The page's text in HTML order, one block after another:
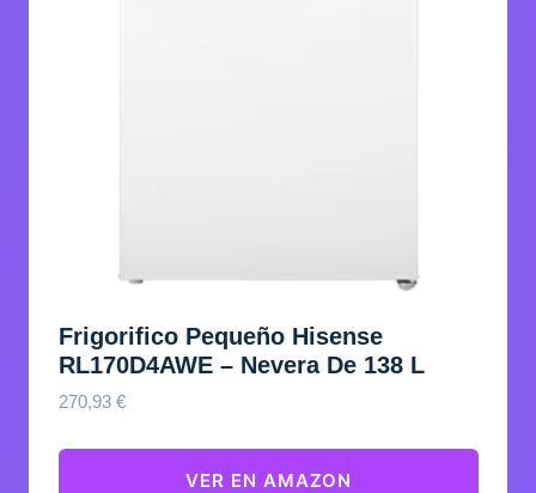
Frigorifico Pequeño Hisense
RL170D4AWE – Nevera De 138 L
270,93 €
VER EN AMAZON